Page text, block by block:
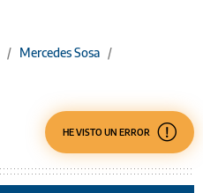
/ Mercedes Sosa /
HE VISTO UN ERROR